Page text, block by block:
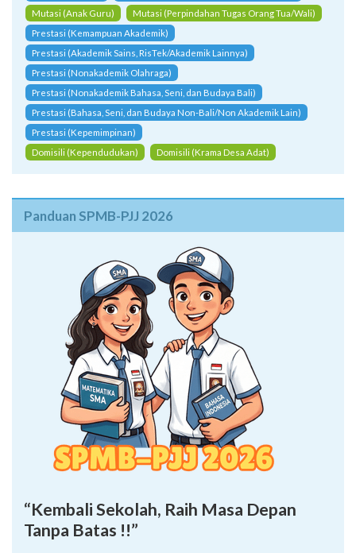
Mutasi (Anak Guru)
Mutasi (Perpindahan Tugas Orang Tua/Wali)
Prestasi (Kemampuan Akademik)
Prestasi (Akademik Sains, RisTek/Akademik Lainnya)
Prestasi (Nonakademik Olahraga)
Prestasi (Nonakademik Bahasa, Seni, dan Budaya Bali)
Prestasi (Bahasa, Seni, dan Budaya Non-Bali/Non Akademik Lain)
Prestasi (Kepemimpinan)
Domisili (Kependudukan)
Domisili (Krama Desa Adat)
Panduan SPMB-PJJ 2026
“Kembali Sekolah, Raih Masa Depan
Tanpa Batas !!”